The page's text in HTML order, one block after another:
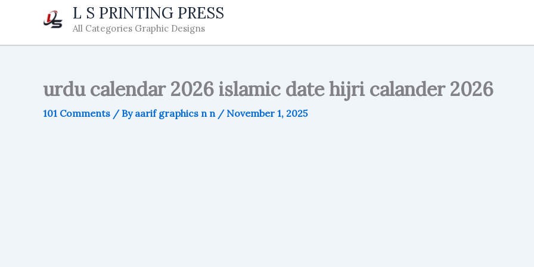
L S PRINTING PRESS
All Categories Graphic Designs
urdu calendar 2026 islamic date hijri calander 2026
101 Comments / Byaarif graphics n n / November 1, 2025